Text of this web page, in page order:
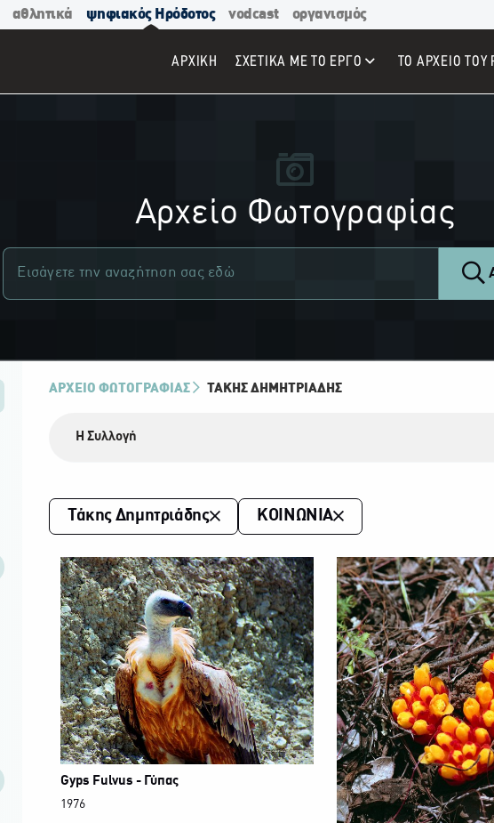
αθλητικά ψηφιακός Ηρόδοτος vodcast οργανισμός
ΑΡΧΙΚΉ ΣΧΕΤΙΚΑ ΜΕ ΤΟ ΕΡΓΟ ΤΟ ΑΡΧΕΙΟ ΤΟΥ
Αρχείο Φωτογραφίας
ΑΡΧΕΙΟ ΦΩΤΟΓΡΑΦΙΑΣ ΤΆΚΗΣ ΔΗΜΗΤΡΙΆΔΗΣ
Η Συλλογή
Τάκης Δημητριάδης ΚΟΙΝΩΝΙΑ
Gyps Fulvus - Γύπας
1976